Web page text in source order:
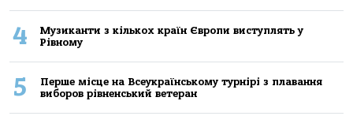
4
Музиканти з кількох країн Європи виступлять у
Рівному
5
Перше місце на Всеукраїнському турнірі з плавання
виборов рівненський ветеран